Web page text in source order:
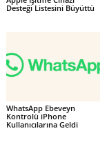
Desteği Listesini Büyüttü
WhatsApp Ebeveyn
Kontrolü iPhone
Kullanıcılarına Geldi